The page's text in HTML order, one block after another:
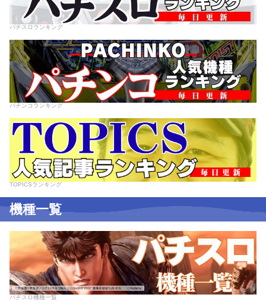
パチスロランキング
パチンコランキング
TOPICSランキング
機種一覧
パチスロ機種一覧